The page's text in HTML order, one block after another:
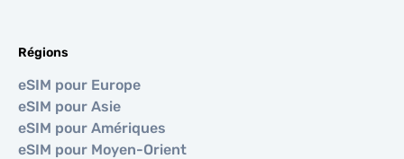
Régions
eSIM pour Europe
eSIM pour Asie
eSIM pour Amériques
eSIM pour Moyen-Orient